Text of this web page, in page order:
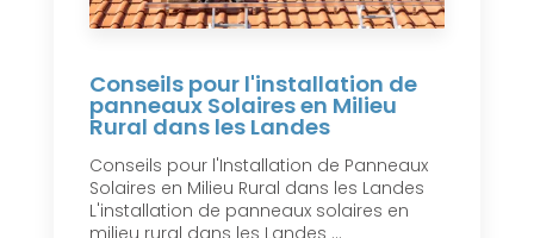
Conseils pour l'installation de
panneaux Solaires en Milieu
Rural dans les Landes
Conseils pour l'Installation de Panneaux
Solaires en Milieu Rural dans les Landes
L'installation de panneaux solaires en